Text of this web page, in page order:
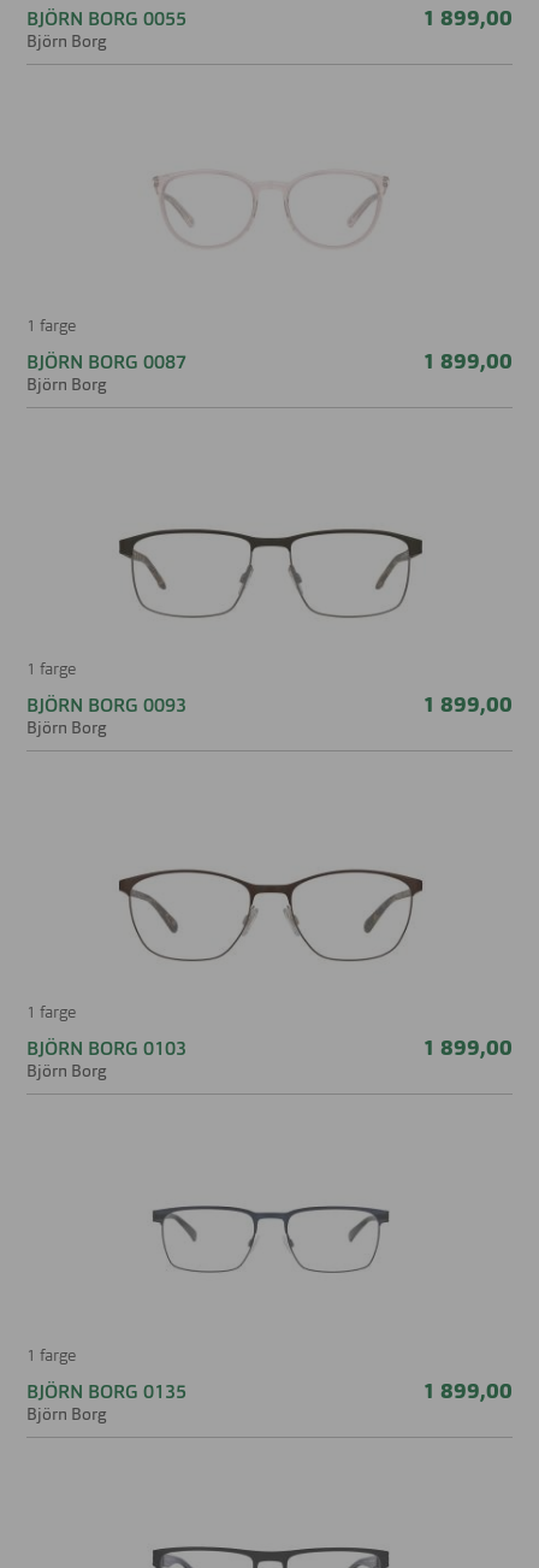
BJÖRN BORG 0055
Björn Borg
1 899,00
1 farge
BJÖRN BORG 0087
Björn Borg
1 899,00
1 farge
BJÖRN BORG 0093
Björn Borg
1 899,00
1 farge
BJÖRN BORG 0103
Björn Borg
1 899,00
1 farge
BJÖRN BORG 0135
Björn Borg
1 899,00